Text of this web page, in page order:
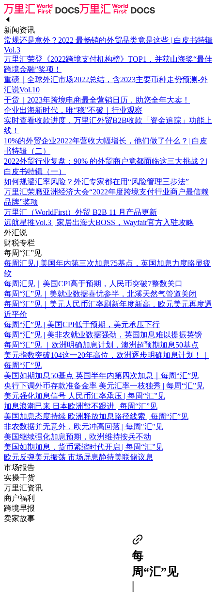
新闻资讯
常规还是意外？2022 最畅销的外贸品类竟是这些 | 白皮书特辑
Vol.3
万里汇荣登《2022跨境支付机构榜》TOP1，并获山海奖“最佳
跨境金融”奖项！
重磅｜全球外汇市场2022总结，含2023主要币种走势预测-外
汇说Vol.10
干货｜2023年跨境电商最全营销日历，助您全年大卖！
企业出海新时代，唯“稳”不破｜行业观察
实时查看收款进度，万里汇外贸B2B收款「资金追踪」功能上
线！
10%的外贸企业2022年营收大幅增长，他们做了什么？| 白皮
书特辑（二）
2022外贸行业复盘：90% 的外贸商户竟都面临这三大挑战？|
白皮书特辑（一）
如何规避汇率风险？外汇专家都在用“风险管理三步法”
万里汇荣膺亚洲经济大会“2022年度跨境支付行业商户最信赖
品牌”奖项
万里汇（WorldFirst）外贸 B2B 11 月产品更新
远航星推Vol.3 | 家居出海大BOSS，Wayfair官方入驻攻略
外汇说
财税专栏
每周“汇”见
每周汇见 | 美国年内第三次加息75基点，英国加息力度略显疲
软
每周汇见｜美国CPI高于预期，人民币突破7整数关口
每周“汇”见｜美就业数据喜忧参半，北溪天然气管道关闭
每周“汇”见｜美元人民币汇率刷新年度新高，欧元美元再度逼
近平价
每周“汇”见 | 美国CPI低于预期，美元承压下行
每周“汇”见 | 美非农就业数据强劲，英国加息难以提振英镑
每周“汇”见 ｜欧洲明确加息计划，澳洲超预期加息50基点
美元指数突破104这一20年高位，欧洲逐步明确加息计划！｜
每周“汇”见
美国如期加息50基点 英国半年内第四次加息｜每周“汇”见
央行下调外币存款准备金率 美元汇率一枝独秀 | 每周“汇”见
美元强化加息信号 人民币汇率承压 | 每周“汇”见
加息浪潮已来 日本欧洲暂不跟进 | 每周“汇”见
美国加息态度持续 欧洲释放加息路径线索 | 每周“汇”见
非农数据并无意外，欧元冲高回落 | 每周"汇"见
美国继续强化加息预期，欧洲维持按兵不动
美国如期加息，货币紧缩时代开启 | 每周“汇”见
欧元反弹美元振荡 市场屏息静待美联储议息
市场报告
实操干货
万里汇资讯
商户福利
跨境早报
卖家故事
每
周“汇”见
|